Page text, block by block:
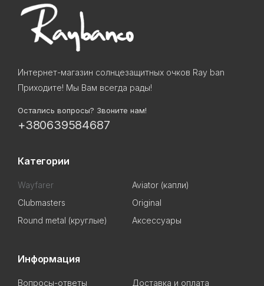
Интернет-магазин солнцезащитных очков Ray ban
Приходите! Мы Вам всегда рады!
Остались вопросы? Звоните нам!
+380639584687
Категории
Wayfarer
Aviator (капли)
Clubmasters
Original
Round metal (круглые)
Аксессуары
Информация
Вопросы-ответы Доставка и оплата